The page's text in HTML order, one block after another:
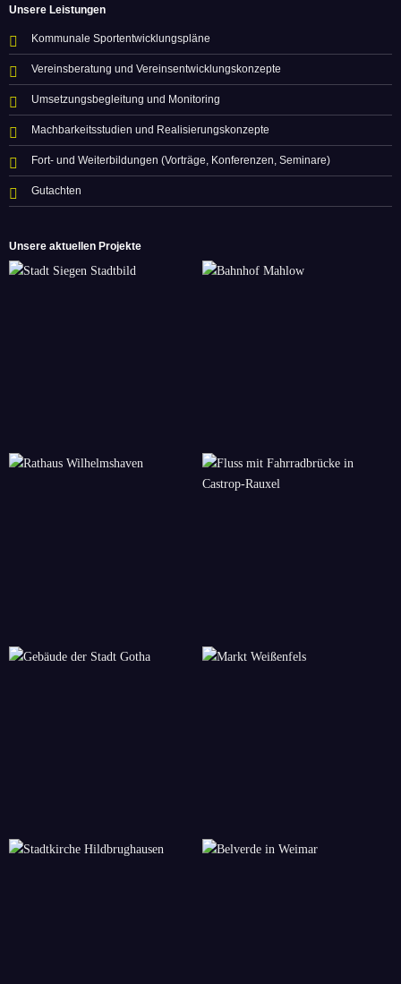
Unsere Leistungen
Kommunale Sportentwicklungspläne
Vereinsberatung und Vereinsentwicklungskonzepte
Umsetzungsbegleitung und Monitoring
Machbarkeitsstudien und Realisierungskonzepte
Fort- und Weiterbildungen (Vorträge, Konferenzen, Seminare)
Gutachten
Unsere aktuellen Projekte